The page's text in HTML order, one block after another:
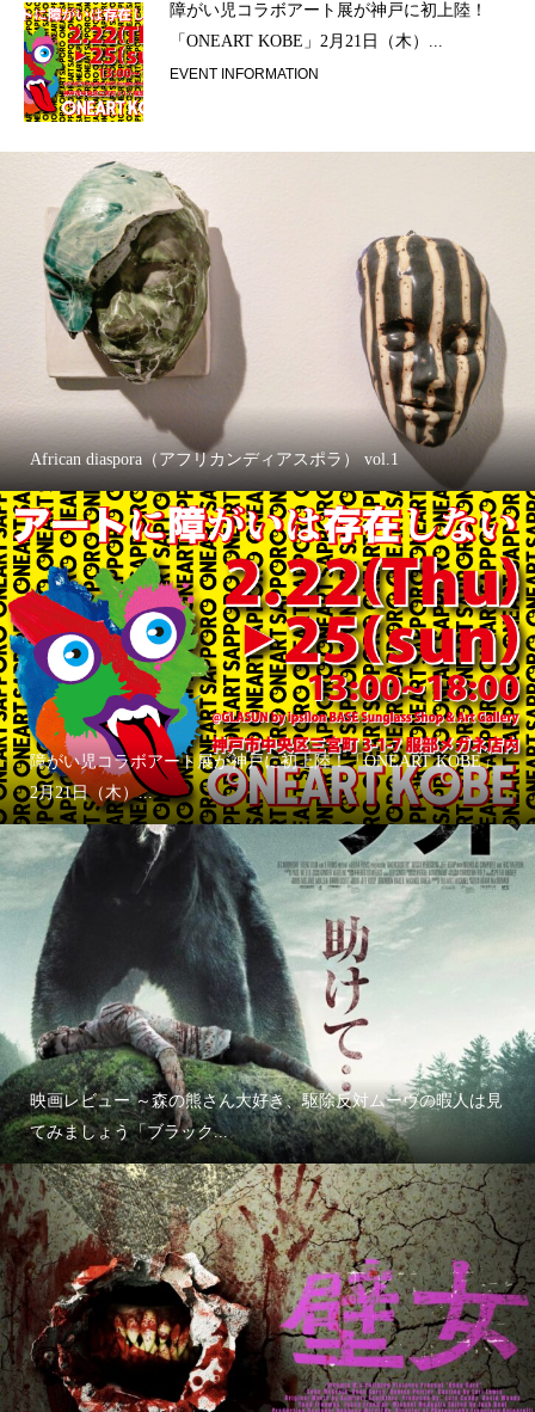
障がい児コラボアート展が神戸に初上陸！
「ONEART KOBE」2月21日（木）...
EVENT INFORMATION
African diaspora（アフリカンディアスポラ） vol.1
障がい児コラボアート展が神戸に初上陸！「ONEART KOBE」
2月21日（木）...
映画レビュー ～森の熊さん大好き、駆除反対ムーヴの暇人は見
てみましょう「ブラック...